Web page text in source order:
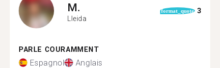
M.
Lleida
format_quote 3
PARLE COURAMMENT
Espagnol Anglais